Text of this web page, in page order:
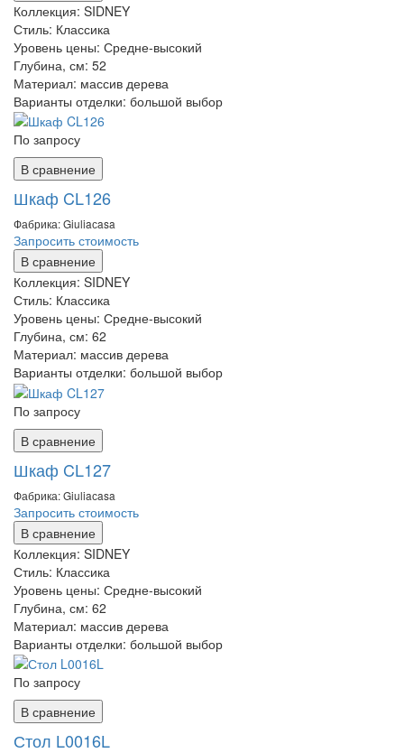
Коллекция: SIDNEY
Стиль: Классика
Уровень цены: Средне-высокий
Глубина, см: 52
Материал: массив дерева
Варианты отделки: большой выбор
По запросу
В сравнение
Шкаф CL126
Фабрика: Giuliaсasa
Запросить стоимость
В сравнение
Коллекция: SIDNEY
Стиль: Классика
Уровень цены: Средне-высокий
Глубина, см: 62
Материал: массив дерева
Варианты отделки: большой выбор
По запросу
В сравнение
Шкаф CL127
Фабрика: Giuliaсasa
Запросить стоимость
В сравнение
Коллекция: SIDNEY
Стиль: Классика
Уровень цены: Средне-высокий
Глубина, см: 62
Материал: массив дерева
Варианты отделки: большой выбор
По запросу
В сравнение
Стол L0016L